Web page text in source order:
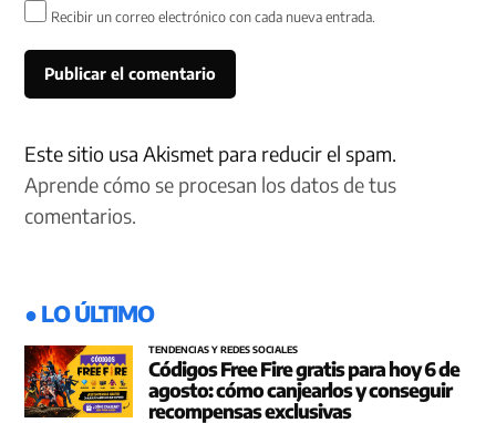
Recibir un correo electrónico con cada nueva entrada.
Este sitio usa Akismet para reducir el spam.
Aprende cómo se procesan los datos de tus
comentarios.
● LO ÚLTIMO
TENDENCIAS Y REDES SOCIALES
Códigos Free Fire gratis para hoy 6 de
agosto: cómo canjearlos y conseguir
recompensas exclusivas